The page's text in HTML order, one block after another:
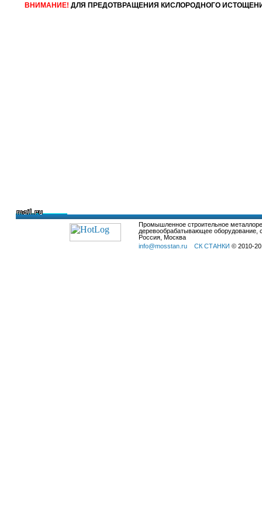
ВНИМАНИЕ! ДЛЯ ПРЕДОТВРАЩЕНИЯ КИСЛОРОДНОГО
Промышленное строительное
деревообрабатывающее оборудование,
Россия, Москва
info@mosstan.ru
СК СТАНКИ © 2010-